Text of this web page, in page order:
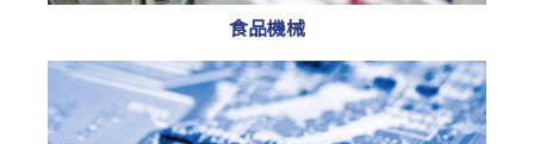
食品機械